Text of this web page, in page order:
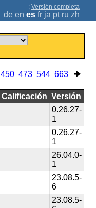
; Versión completa
de en es fr ja pt ru zh
450 473 544 663
Calificación Versión
0.26.27-
1
0.26.27-
1
26.04.0-
1
23.08.5-
6
23.08.5-